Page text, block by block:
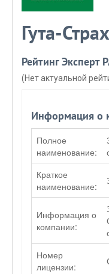
Гута-
Рейтинг Эксперт
(Нет актуальной
Информация о
Полное
наименование:
Краткое
наименование:
Информация о
компании:
Номер
лицензии: